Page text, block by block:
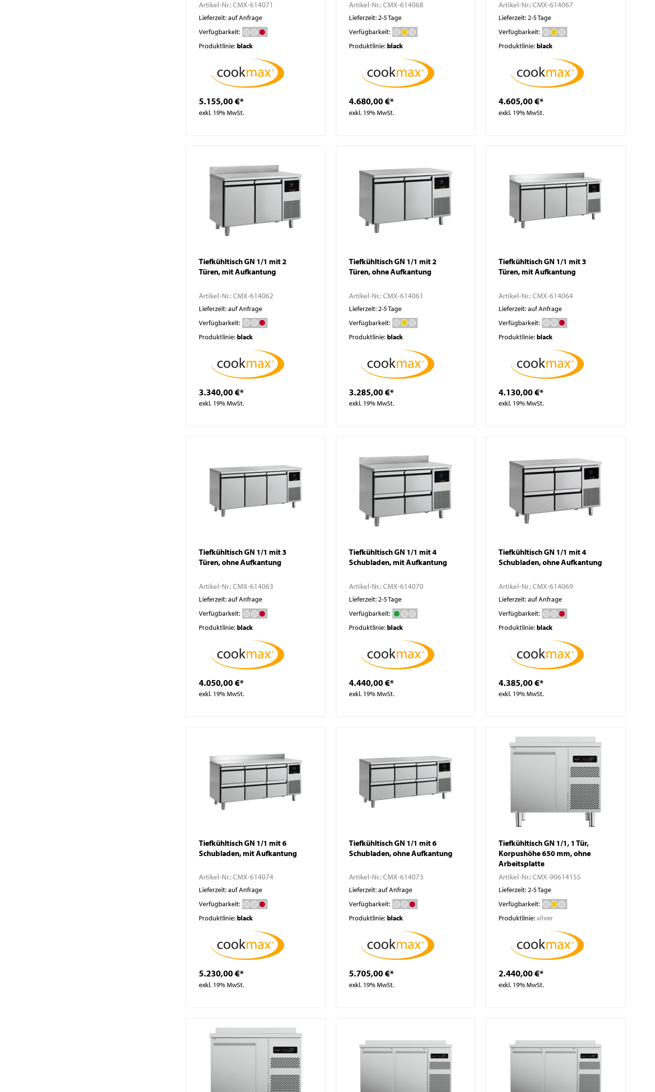
Artikel-Nr.:CMX-614071
Lieferzeit: auf Anfrage
Verfügbarkeit:
Produktlinie:black
5.155,00 €*
exkl. 19% MwSt.
Artikel-Nr.:CMX-614068
Lieferzeit: 2-5 Tage
Verfügbarkeit:
Produktlinie:black
4.680,00 €*
exkl. 19% MwSt.
Artikel-Nr.:CMX-614067
Lieferzeit: 2-5 Tage
Verfügbarkeit:
Produktlinie:black
4.605,00 €*
exkl. 19% MwSt.
Tiefkühltisch GN 1/1 mit 2
Türen, mit Aufkantung
Artikel-Nr.:CMX-614062
Lieferzeit: auf Anfrage
Verfügbarkeit:
Produktlinie:black
3.340,00 €*
exkl. 19% MwSt.
Tiefkühltisch GN 1/1 mit 2
Türen, ohne Aufkantung
Artikel-Nr.:CMX-614061
Lieferzeit: 2-5 Tage
Verfügbarkeit:
Produktlinie:black
3.285,00 €*
exkl. 19% MwSt.
Tiefkühltisch GN 1/1 mit 3
Türen, mit Aufkantung
Artikel-Nr.:CMX-614064
Lieferzeit: auf Anfrage
Verfügbarkeit:
Produktlinie:black
4.130,00 €*
exkl. 19% MwSt.
Tiefkühltisch GN 1/1 mit 3
Türen, ohne Aufkantung
Artikel-Nr.:CMX-614063
Lieferzeit: auf Anfrage
Verfügbarkeit:
Produktlinie:black
4.050,00 €*
exkl. 19% MwSt.
Tiefkühltisch GN 1/1 mit 4
Schubladen, mit Aufkantung
Artikel-Nr.:CMX-614070
Lieferzeit: 2-5 Tage
Verfügbarkeit:
Produktlinie:black
4.440,00 €*
exkl. 19% MwSt.
Tiefkühltisch GN 1/1 mit 4
Schubladen, ohne Aufkantung
Artikel-Nr.:CMX-614069
Lieferzeit: auf Anfrage
Verfügbarkeit:
Produktlinie:black
4.385,00 €*
exkl. 19% MwSt.
Tiefkühltisch GN 1/1 mit 6
Schubladen, mit Aufkantung
Artikel-Nr.:CMX-614074
Lieferzeit: auf Anfrage
Verfügbarkeit:
Produktlinie:black
5.230,00 €*
exkl. 19% MwSt.
Tiefkühltisch GN 1/1 mit 6
Schubladen, ohne Aufkantung
Artikel-Nr.:CMX-614073
Lieferzeit: auf Anfrage
Verfügbarkeit:
Produktlinie:black
5.705,00 €*
exkl. 19% MwSt.
Tiefkühltisch GN 1/1, 1 Tür,
Korpushöhe 650 mm, ohne
Arbeitsplatte
Artikel-Nr.:CMX-90614155
Lieferzeit: 2-5 Tage
Verfügbarkeit:
Produktlinie:silver
2.440,00 €*
exkl. 19% MwSt.